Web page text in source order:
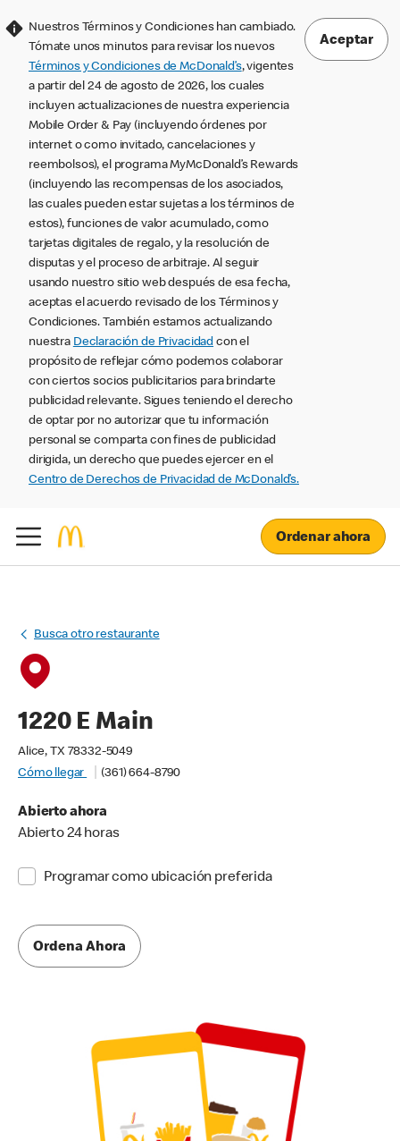
Nuestros Términos y Condiciones han cambiado.
Tómate unos minutos para revisar los nuevos
Términos y Condiciones de McDonald’s, vigentes
a partir del 24 de agosto de 2026, los cuales
incluyen actualizaciones de nuestra experiencia
Mobile Order & Pay (incluyendo órdenes por
internet o como invitado, cancelaciones y
reembolsos), el programa MyMcDonald’s Rewards
(incluyendo las recompensas de los asociados,
las cuales pueden estar sujetas a los términos de
estos), funciones de valor acumulado, como
tarjetas digitales de regalo, y la resolución de
disputas y el proceso de arbitraje. Al seguir
usando nuestro sitio web después de esa fecha,
aceptas el acuerdo revisado de los Términos y
Condiciones. También estamos actualizando
nuestra Declaración de Privacidad con el
propósito de reflejar cómo podemos colaborar
con ciertos socios publicitarios para brindarte
publicidad relevante. Sigues teniendo el derecho
de optar por no autorizar que tu información
personal se comparta con fines de publicidad
dirigida, un derecho que puedes ejercer en el
Centro de Derechos de Privacidad de McDonald’s.
Aceptar
Ordenar ahora
Busca otro restaurante
1220 E Main
Alice, TX 78332-5049
Cómo llegar
(361) 664-8790
Abierto ahora
Abierto 24 horas
Programar como ubicación preferida
Ordena Ahora